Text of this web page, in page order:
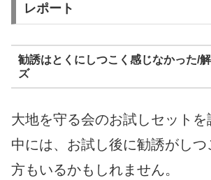
レポート
勧誘はとくにしつこく感じなかった/
ズ
大地を守る会のお試しセットを
中には、お試し後に勧誘がしつ
方もいるかもしれません。